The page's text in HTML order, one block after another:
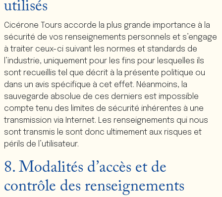
utilisés
Cicérone Tours accorde la plus grande importance à la
sécurité de vos renseignements personnels et s’engage
à traiter ceux-ci suivant les normes et standards de
l’industrie, uniquement pour les fins pour lesquelles ils
sont recueillis tel que décrit à la présente politique ou
dans un avis spécifique à cet effet. Néanmoins, la
sauvegarde absolue de ces derniers est impossible
compte tenu des limites de sécurité inhérentes à une
transmission via Internet. Les renseignements qui nous
sont transmis le sont donc ultimement aux risques et
périls de l’utilisateur.
8. Modalités d’accès et de
contrôle des renseignements